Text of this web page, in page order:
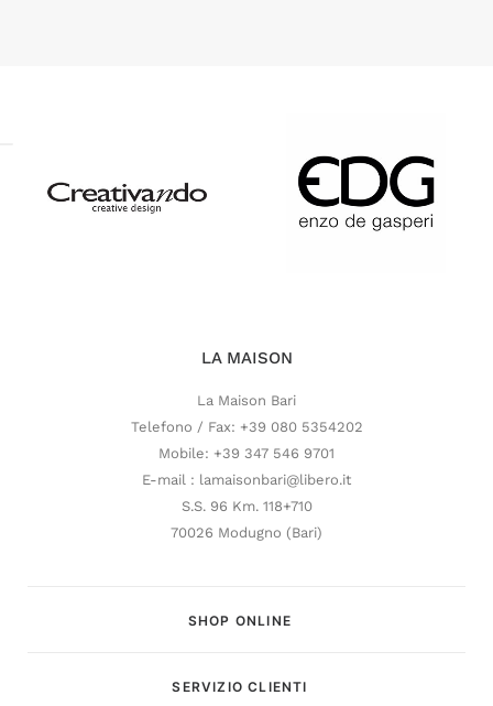
LA MAISON
La Maison Bari
Telefono / Fax: +39 080 5354202
Mobile: +39 347 546 9701
E-mail : lamaisonbari@libero.it
S.S. 96 Km. 118+710
70026 Modugno (Bari)
SHOP ONLINE
SERVIZIO CLIENTI